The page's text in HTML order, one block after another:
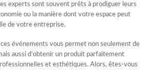
experts sont souvent prêts à prodiguer leurs
ou la manière dont votre espace peut
de votre entreprise.
événements vous permet non seulement de
aussi d’obtenir un produit parfaitement
et esthétiques. Alors, êtes-vous